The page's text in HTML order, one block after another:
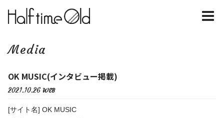
Media
OK MUSIC(インタビュー掲載)
2021.10.26 WEB
[サイト名] OK MUSIC